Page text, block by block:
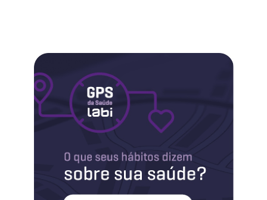
Maternidade
Novidades do Labi
Saúde da Mulher
Saúde do Homem
Sobre o Labi